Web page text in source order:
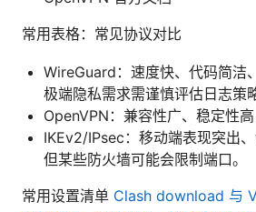
常用表格：常见协议对比
WireGuard：速度快、代码简洁
极端隐私需求需谨慎评估日志策
OpenVPN：兼容性广、稳定性高
IKEv2/IPsec：移动端表现突出、
但某些防火墙可能会限制端口。
常用设置清单 Clash download 与